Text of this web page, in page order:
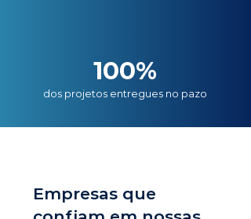
100%
dos projetos entregues no pazo
Empresas que